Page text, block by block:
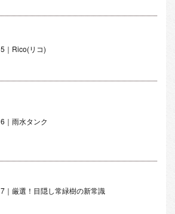
5｜Rico(リコ)
6｜雨水タンク
7｜厳選！目隠し常緑樹の新常識